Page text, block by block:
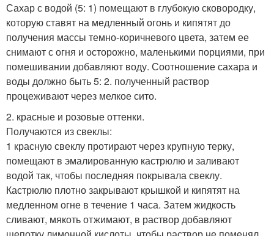
Сахар с водой (5: 1) помещают в глубокую сковородку,
которую ставят на медленный огонь и кипятят до
получения массы темно-коричневого цвета, затем ее
снимают с огня и осторожно, маленькими порциями, при
помешивании добавляют воду. Соотношение сахара и
воды должно быть 5: 2. полученный раствор
процеживают через мелкое сито.
2. красные и розовые оттенки.
Получаются из свеклы:
1 красную свеклу протирают через крупную терку,
помещают в эмалированную кастрюлю и заливают
водой так, чтобы последняя покрывала свеклу.
Кастрюлю плотно закрывают крышкой и кипятят на
медленном огне в течение 1 часа. Затем жидкость
сливают, мякоть отжимают, в раствор добавляют